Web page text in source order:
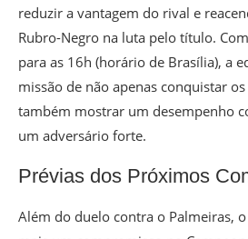
reduzir a vantagem do rival e
Rubro-Negro na luta pelo título.
para as 16h (horário de Brasília), a
missão de não apenas conquistar
também mostrar um desempenho
um adversário forte.
Prévias dos Próximos
Além do duelo contra o Palmeiras,